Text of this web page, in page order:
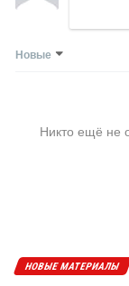
Новые
Никто ещё не
НОВЫЕ МАТЕРИАЛЫ